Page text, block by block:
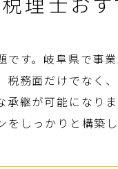
す。岐阜県で事業
務面だけでなく
継が可能になり
しっかりと構築